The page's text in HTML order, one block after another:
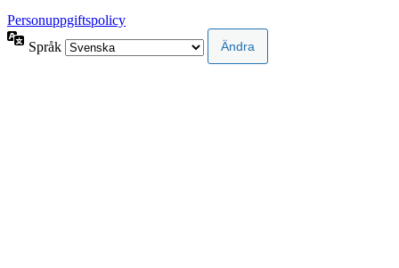
Personuppgiftspolicy
Språk